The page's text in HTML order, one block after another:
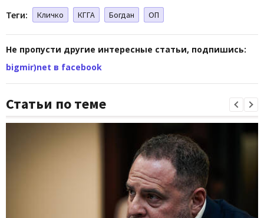
Теги: Кличко КГГА Богдан ОП
Не пропусти другие интересные статьи, подпишись:
bigmir)net в facebook
Статьи по теме